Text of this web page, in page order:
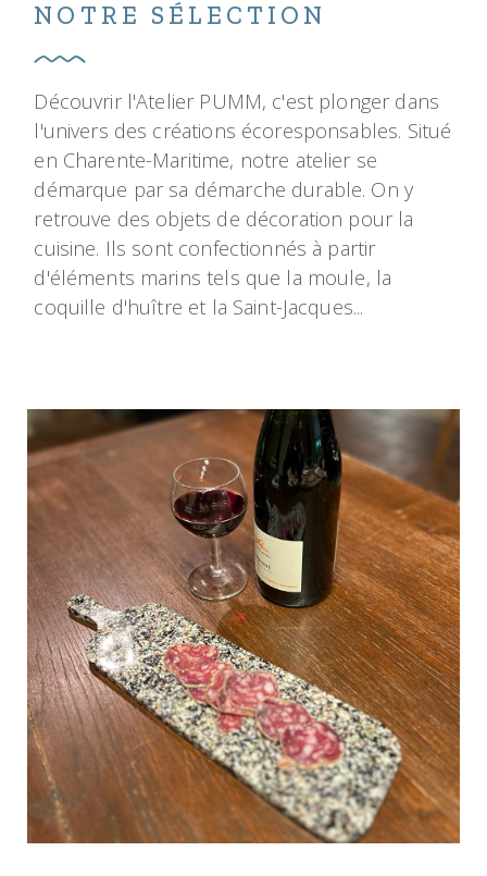
NOTRE SÉLECTION
Découvrir l'Atelier PUMM, c'est plonger dans
l'univers des créations écoresponsables. Situé
en Charente-Maritime, notre atelier se
démarque par sa démarche durable. On y
retrouve des objets de décoration pour la
cuisine. Ils sont confectionnés à partir
d'éléments marins tels que la moule, la
coquille d'huître et la Saint-Jacques...